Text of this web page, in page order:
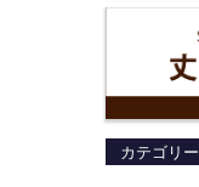
カテゴリー